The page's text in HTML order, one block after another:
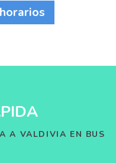
A VALDIVIA EN BUS